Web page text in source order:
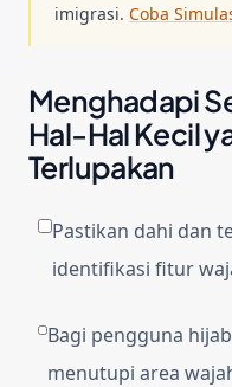
imigrasi. Coba
Menghadapi
Hal-Hal Kecil
Terlupakan
Pastikan dahi dan
identifikasi fitur
Bagi pengguna
menutupi area